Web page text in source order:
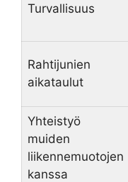
Turvallisuus
Rahtijunien
aikataulut
Yhteistyö
muiden
liikennemuotojen
kanssa